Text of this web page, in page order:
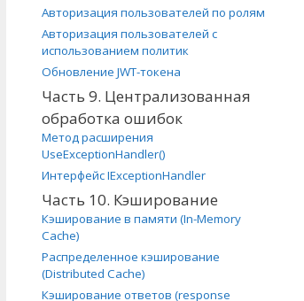
Авторизация пользователей по ролям
Авторизация пользователей с
использованием политик
Обновление JWT-токена
Часть 9. Централизованная
обработка ошибок
Метод расширения
UseExceptionHandler()
Интерфейс IExceptionHandler
Часть 10. Кэширование
Кэширование в памяти (In-Memory
Cache)
Распределенное кэширование
(Distributed Cache)
Кэширование ответов (response